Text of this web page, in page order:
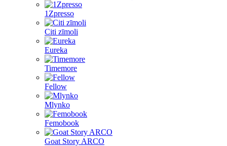
1Zpresso
Citi zīmoli
Eureka
Timemore
Fellow
Mlynko
Femobook
Goat Story ARCO